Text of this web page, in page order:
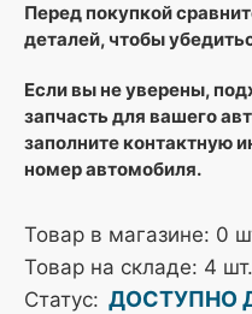
Перед покупкой
деталей, чтобы
Если вы не уверены,
запчасть для вашего
заполните контактную
номер автомобиля.
Товар в магазине: 0
Товар на складе: 4 шт.
Статус: ДОСТУПНО